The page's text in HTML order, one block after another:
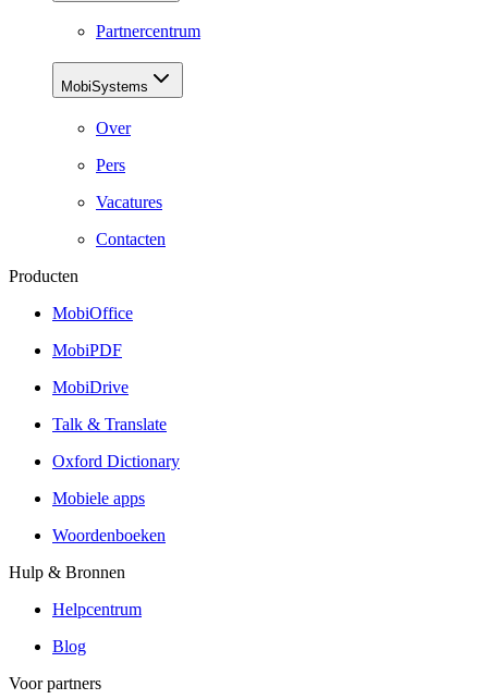
Partnercentrum
MobiSystems
Over
Pers
Vacatures
Contacten
Producten
MobiOffice
MobiPDF
MobiDrive
Talk & Translate
Oxford Dictionary
Mobiele apps
Woordenboeken
Hulp & Bronnen
Helpcentrum
Blog
Voor partners